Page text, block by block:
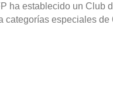
ha establecido un Club
categorías especiales de